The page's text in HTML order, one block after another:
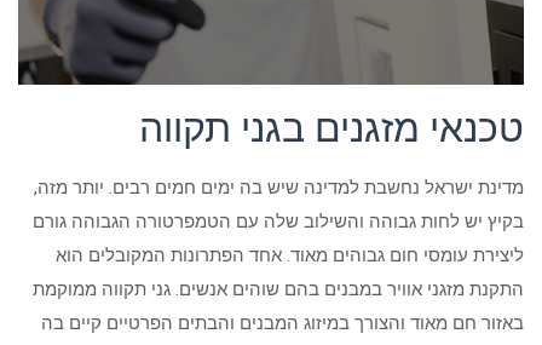
טכנאי מזגנים בגני תקווה
מדינת ישראל נחשבת למדינה שיש בה ימים חמים רבים. יותר מזה,
בקיץ יש לחות גבוהה והשילוב שלה עם הטמפרטורה הגבוהה גורם
ליצירת עומסי חום גבוהים מאוד. אחד הפתרונות המקובלים הוא
התקנת מזגני אוויר במבנים בהם שוהים אנשים. גני תקווה ממוקמת
באזור חם מאוד והצורך במיזוג המבנים והבתים הפרטיים קיים בה